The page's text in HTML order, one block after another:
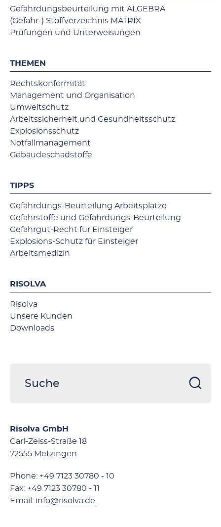
Gefährdungsbeurteilung mit ALGEBRA
(Gefahr-) Stoffverzeichnis MATRIX
Prüfungen und Unterweisungen
THEMEN
Rechtskonformität
Management und Organisation
Umweltschutz
Arbeitssicherheit und Gesundheitsschutz
Explosionsschutz
Notfallmanagement
Gebäudeschadstoffe
TIPPS
Gefährdungs-Beurteilung Arbeitsplätze
Gefahrstoffe und Gefährdungs-Beurteilung
Gefahrgut-Recht für Einsteiger
Explosions-Schutz für Einsteiger
Arbeitsmedizin
RISOLVA
Risolva
Unsere Kunden
Downloads
Risolva GmbH
Carl-Zeiss-Straße 18
72555 Metzingen
Phone: +49 7123 30780 - 10
Fax: +49 7123 30780 - 11
Email: info@risolva.de